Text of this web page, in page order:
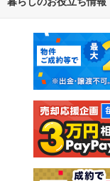
通勤・通学時間から
新築マンション
新築一戸建て
注文住宅
売却査定
マンションカタログ